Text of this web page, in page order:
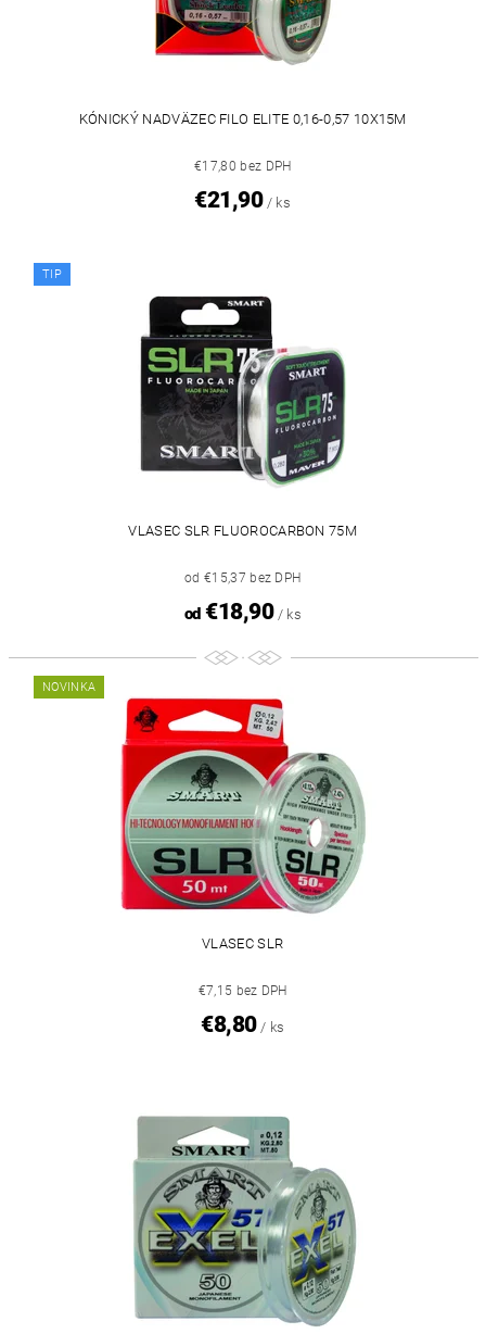
KÓNICKÝ NADVÄZEC FILO ELITE 0,16-0,57 10X15M
€17,80 bez DPH
€21,90 / ks
TIP
VLASEC SLR FLUOROCARBON 75M
od €15,37 bez DPH
od€18,90 / ks
NOVINKA
VLASEC SLR
€7,15 bez DPH
€8,80 / ks